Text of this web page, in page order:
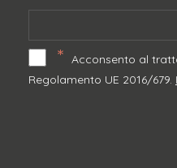
* Acconsento al
Regolamento UE 2016/679.